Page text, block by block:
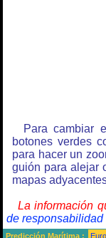
Para cambiar
botones verdes
para hacer un
guión para alejar
mapas
La información
de responsabilidad
Predicción Marítima :